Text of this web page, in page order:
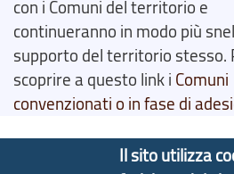
con i Comuni del territorio e
continueranno in modo più
supporto del territorio stesso.
scoprire a questo link i Comuni
convenzionati o in fase di
Il sito utilizza